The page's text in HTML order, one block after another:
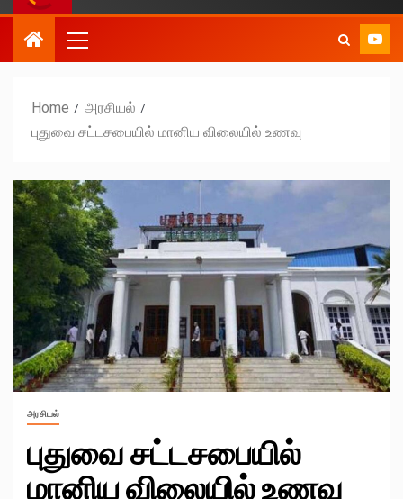
Home
அரசியல்
புதுவை சட்டசபையில் மானிய விலையில் உணவு
அரசியல்
புதுவை சட்டசபையில்
மானிய விலையில் உணவு